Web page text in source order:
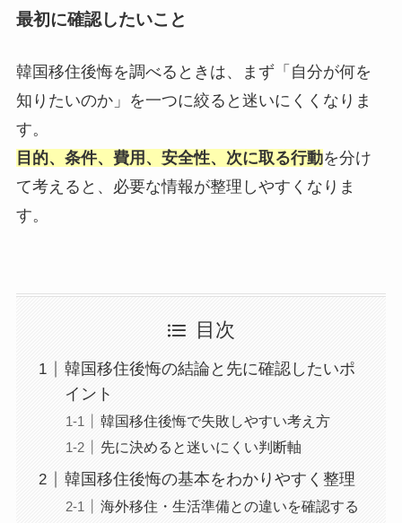
最初に確認したいこと
韓国移住後悔を調べるときは、まず「自分が何を
知りたいのか」を一つに絞ると迷いにくくなりま
す。
目的、条件、費用、安全性、次に取る行動を分け
て考えると、必要な情報が整理しやすくなりま
す。
目次
韓国移住後悔の結論と先に確認したいポ
イント
韓国移住後悔で失敗しやすい考え方
先に決めると迷いにくい判断軸
韓国移住後悔の基本をわかりやすく整理
海外移住・生活準備との違いを確認する